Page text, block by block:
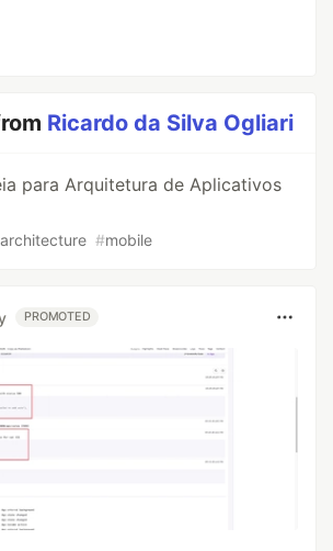
Ricardo da Silva Ogliari
para Arquitetura de Aplicativos
architecture #mobile
PROMOTED